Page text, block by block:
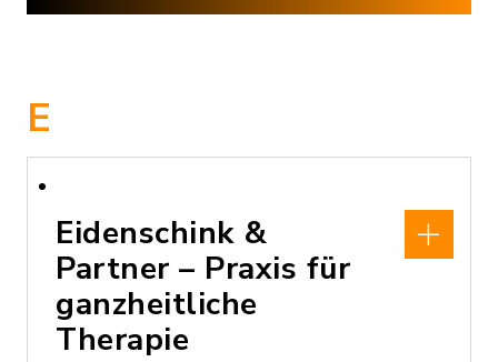
E
Eidenschink &
Partner – Praxis für
ganzheitliche
Therapie